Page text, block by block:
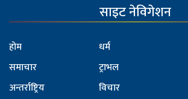
साइट नेविगेशन
होम
समाचार
अन्तर्राष्ट्रिय
धर्म
ट्राभल
विचार